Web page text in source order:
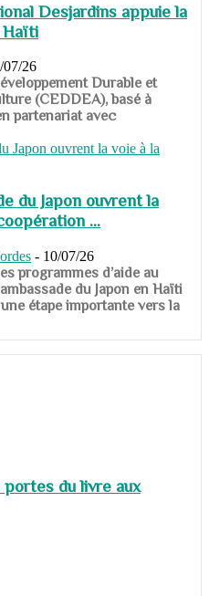
Desjardins appuie la
Haïti
07/26
Durable et
(CEDDEA), basé à
partenariat avec
du Japon ouvrent la
...
- 10/07/26
programmes d’aide au
du Japon en Haïti
étape importante vers la
du livre aux